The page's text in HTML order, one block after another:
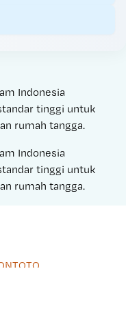
Indonesia
tinggi untuk
rumah tangga.
Indonesia
tinggi untuk
rumah tangga.